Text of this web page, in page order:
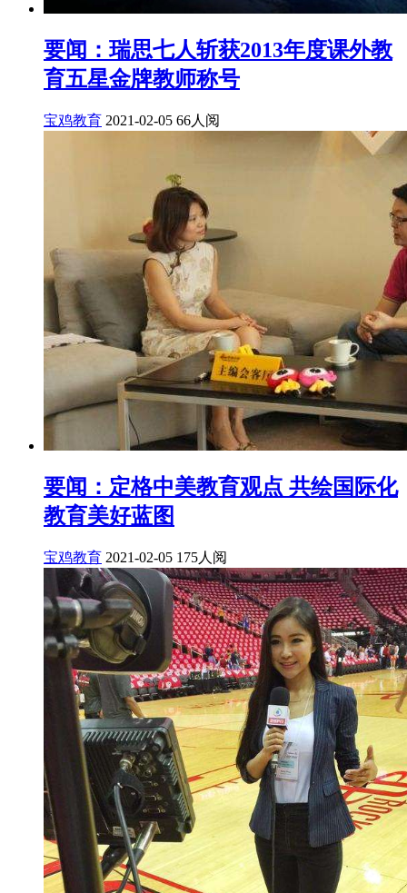
要闻：瑞思七人斩获2013年度课外教
育五星金牌教师称号
宝鸡教育 2021-02-05 66人阅
要闻：定格中美教育观点 共绘国际化
教育美好蓝图
宝鸡教育 2021-02-05 175人阅